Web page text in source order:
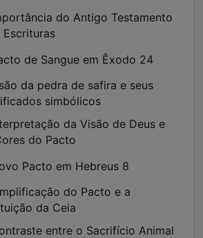
do Antigo Testamento
Escrituras
de Sangue em Êxodo 24
da pedra de safira e seus
simbólicos
da Visão de Deus e
do Pacto
Pacto em Hebreus 8
do Pacto e a
da Ceia
entre o Sacrifício Animal